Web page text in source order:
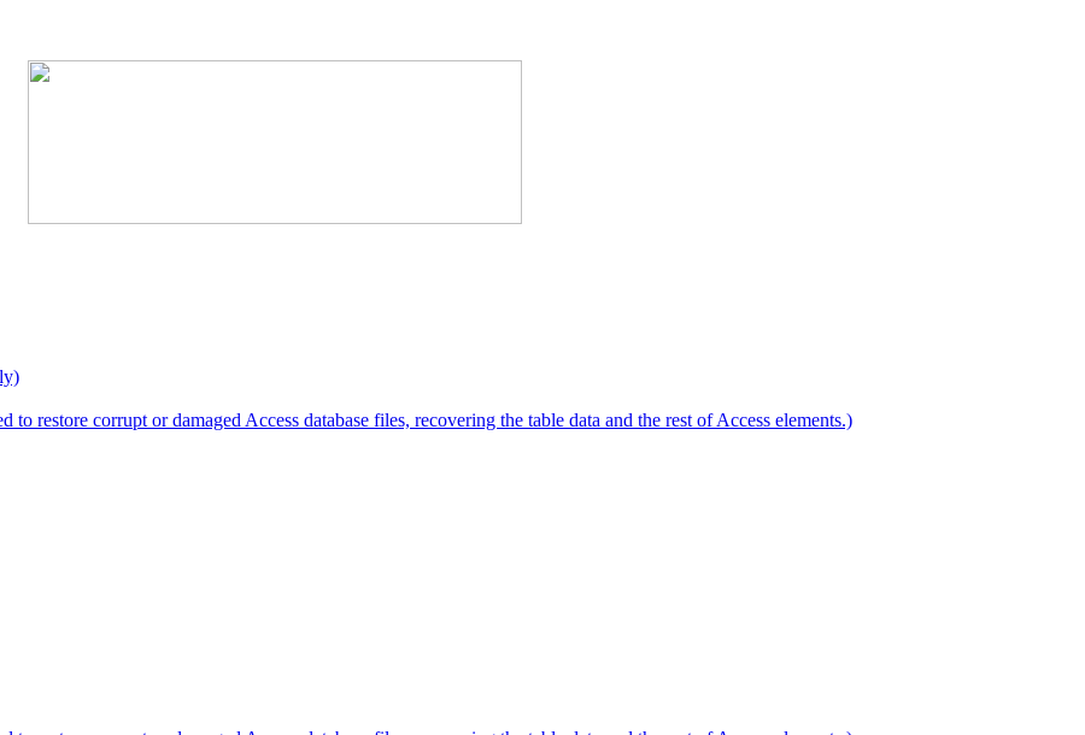
restore corrupt or damaged Access database files, recovering the table data and the rest of Access elements.)